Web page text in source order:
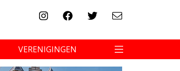
VERENIGINGEN